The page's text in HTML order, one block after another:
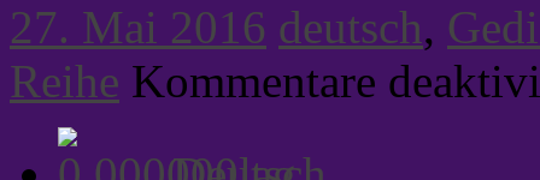
27. Mai 2016 deutsch,
Reihe Kommentare